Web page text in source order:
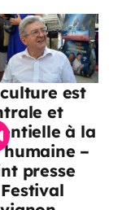
est
et
à la
–
presse